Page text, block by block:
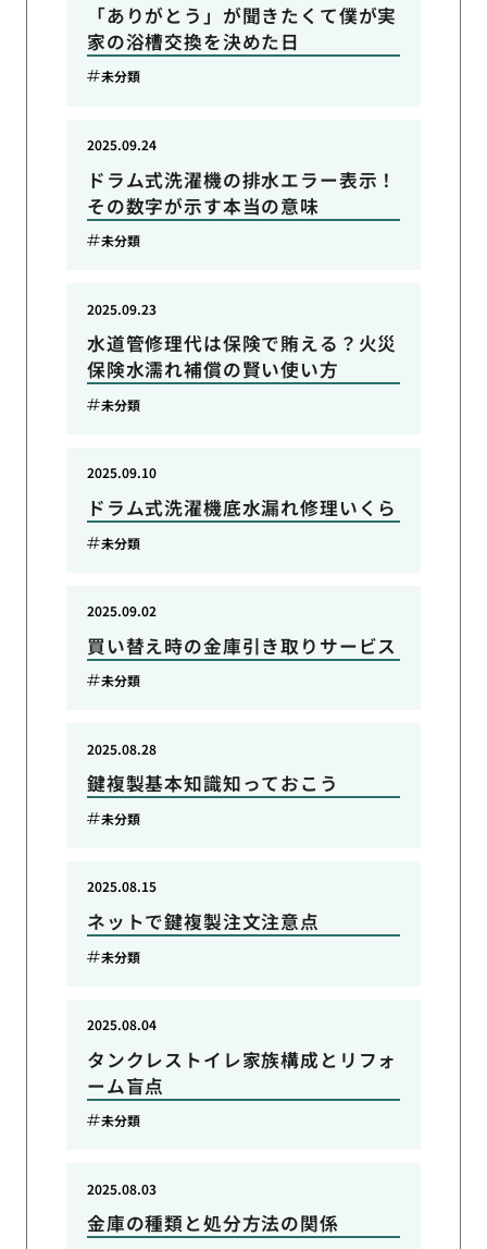
「ありがとう」が聞きたくて僕が実
家の浴槽交換を決めた日
未分類
ドラム式洗濯機の排水エラー表示！
その数字が示す本当の意味
2025.09.24
未分類
水道管修理代は保険で賄える？火災
保険水濡れ補償の賢い使い方
2025.09.23
未分類
ドラム式洗濯機底水漏れ修理いくら
2025.09.10
未分類
買い替え時の金庫引き取りサービス
2025.09.02
未分類
鍵複製基本知識知っておこう
2025.08.28
未分類
ネットで鍵複製注文注意点
2025.08.15
未分類
タンクレストイレ家族構成とリフォ
ーム盲点
2025.08.04
未分類
金庫の種類と処分方法の関係
2025.08.03